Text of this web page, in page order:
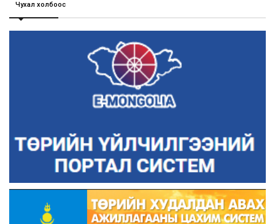
Чухал холбоос